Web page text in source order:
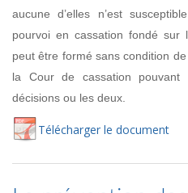
aucune d’elles n’est
pourvoi en cassation fondé sur
peut être formé sans condition
la Cour de cassation pouvant
décisions ou les deux.
Télécharger le document